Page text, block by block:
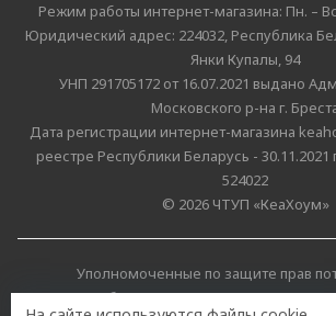
Режим работы интернет-магазина: Пн. –
Юридический адрес: 224032, Республика
Янки Купалы, 94
УНП 291705172 от 16.07.2021 выдано
Московского р-на г.
Дата регистрации интернет-магазина
реестре Республики Беларусь -
524022
© 2026 ЧТУП «КеаХоум»
Уполномоченные по защите прав
облисполкомов, Минского